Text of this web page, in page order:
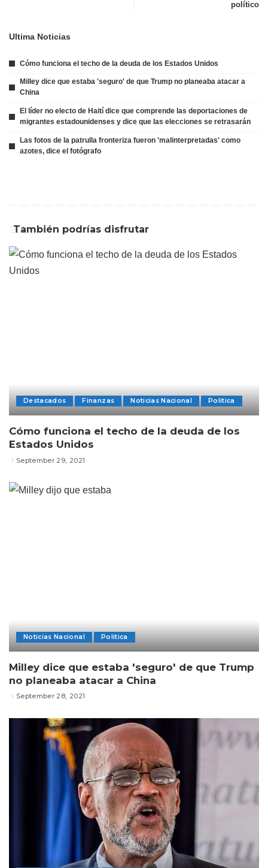
político
Ultima Noticias
Cómo funciona el techo de la deuda de los Estados Unidos
Milley dice que estaba 'seguro' de que Trump no planeaba atacar a
China
El líder no electo de Haití dice que comprende las deportaciones de
migrantes estadounidenses y dice que las elecciones se retrasarán
Las fotos de la patrulla fronteriza fueron 'malinterpretadas' como
azotes, dice el fotógrafo
También podrías disfrutar
Destacados Finanzas Noticias Nacional Politica
Cómo funciona el techo de la deuda de los
Estados Unidos
September 29, 2021
Noticias Nacional Politica
Milley dice que estaba 'seguro' de que Trump
no planeaba atacar a China
September 28, 2021